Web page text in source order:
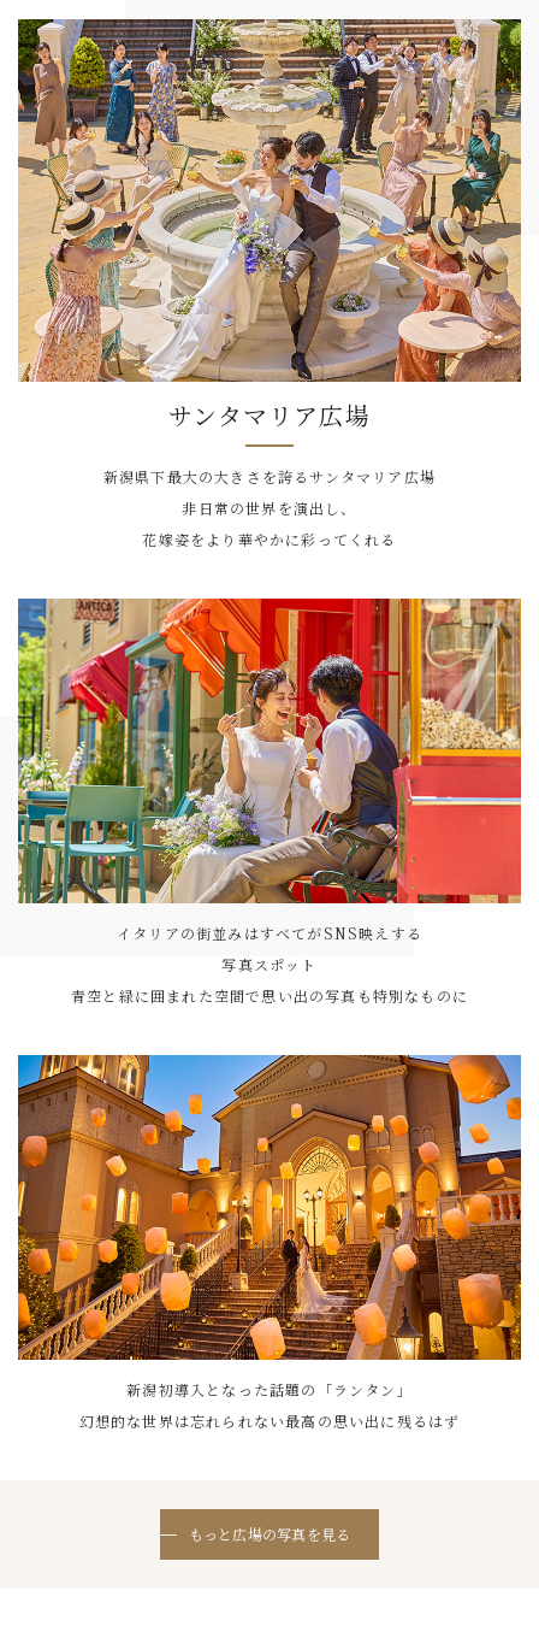
サンタマリア広場
新潟県下最大の大きさを誇るサンタマリア広場
非日常の世界を演出し、
花嫁姿をより華やかに彩ってくれる
イタリアの街並みはすべてがSNS映えする
写真スポット
青空と緑に囲まれた空間で思い出の写真も特別なものに
新潟初導入となった話題の「ランタン」
幻想的な世界は忘れられない最高の思い出に残るはず
もっと広場の写真を見る